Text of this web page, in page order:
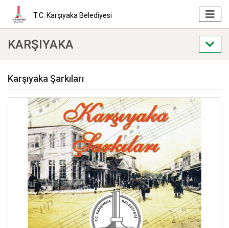
T.C. Karşıyaka Belediyesi
KARŞIYAKA
Karşıyaka Şarkıları